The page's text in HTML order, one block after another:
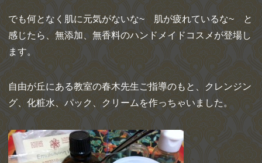
でも何となく肌に元気がないな~ 肌が疲れているな~ と
感じたら、無添加、無香料のハンドメイドコスメが登場し
ます。
自由が丘にある教室の春木先生ご指導のもと、クレンジン
グ、化粧水、パック、クリームを作っちゃいました。